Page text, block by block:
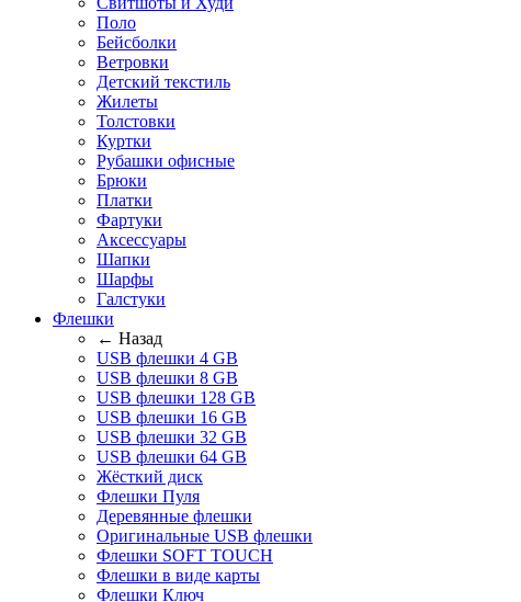
Поло
Бейсболки
Ветровки
Детский текстиль
Жилеты
Толстовки
Куртки
Рубашки офисные
Брюки
Платки
Фартуки
Аксессуары
Шапки
Шарфы
Галстуки
Флешки
← Назад
USB флешки 4 GB
USB флешки 8 GB
USB флешки 128 GB
USB флешки 16 GB
USB флешки 32 GB
USB флешки 64 GB
Жёсткий диск
Флешки Пуля
Деревянные флешки
Оригинальные USB флешки
Флешки SOFT TOUCH
Флешки в виде карты
Флешки Ключ